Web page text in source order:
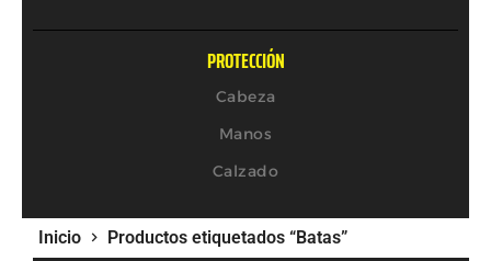
PROTECCIÓN
Cabeza
Manos
Calzado
Inicio Productos etiquetados “Batas”